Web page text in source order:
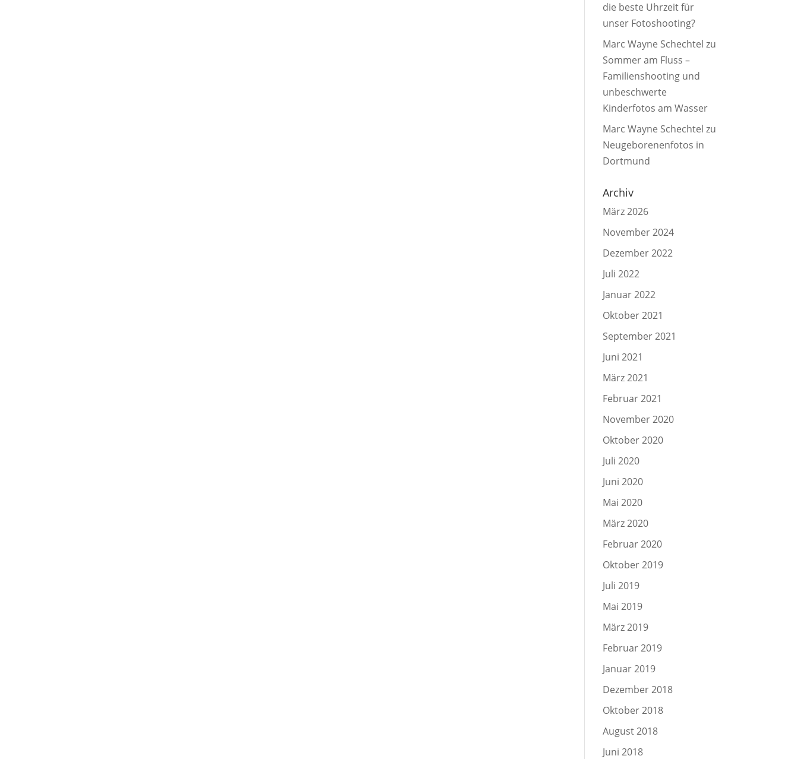
die beste Uhrzeit für
unser Fotoshooting?
Marc Wayne Schechtel zu
Sommer am Fluss –
Familienshooting und
unbeschwerte
Kinderfotos am Wasser
Marc Wayne Schechtel zu
Neugeborenenfotos in
Dortmund
Archiv
März 2026
November 2024
Dezember 2022
Juli 2022
Januar 2022
Oktober 2021
September 2021
Juni 2021
März 2021
Februar 2021
November 2020
Oktober 2020
Juli 2020
Juni 2020
Mai 2020
März 2020
Februar 2020
Oktober 2019
Juli 2019
Mai 2019
März 2019
Februar 2019
Januar 2019
Dezember 2018
Oktober 2018
August 2018
Juni 2018